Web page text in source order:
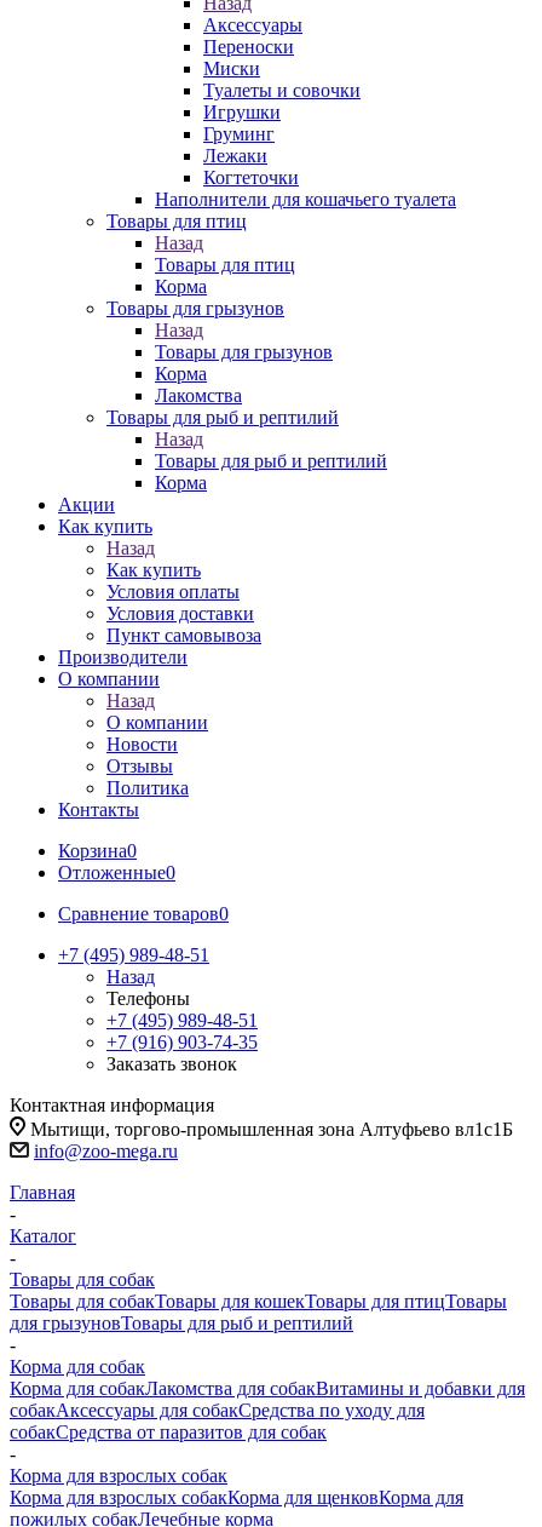
Аксессуары
Переноски
Миски
Туалеты и совочки
Игрушки
Груминг
Лежаки
Когтеточки
Наполнители для кошачьего туалета
Товары для птиц
Назад
Товары для птиц
Корма
Товары для грызунов
Назад
Товары для грызунов
Корма
Лакомства
Товары для рыб и рептилий
Назад
Товары для рыб и рептилий
Корма
Акции
Как купить
Назад
Как купить
Условия оплаты
Условия доставки
Пункт самовывоза
Производители
О компании
Назад
О компании
Новости
Отзывы
Политика
Контакты
Корзина0
Отложенные0
Сравнение товаров0
+7 (495) 989-48-51
Назад
Телефоны
+7 (495) 989-48-51
+7 (916) 903-74-35
Заказать звонок
Контактная информация
Мытищи, торгово-промышленная зона Алтуфьево вл1с1Б
info@zoo-mega.ru
Главная
-
Каталог
-
Товары для собак
Товары для собакТовары для кошекТовары для птицТовары
для грызуновТовары для рыб и рептилий
-
Корма для собак
Корма для собакЛакомства для собакВитамины и добавки для
собакАксессуары для собакСредства по уходу для
собакСредства от паразитов для собак
-
Корма для взрослых собак
Корма для взрослых собакКорма для щенковКорма для
пожилых собакЛечебные корма